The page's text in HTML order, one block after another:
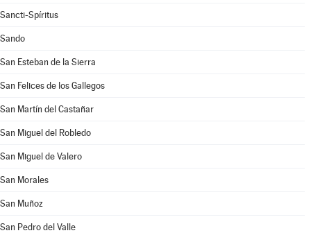
Sancti-Spíritus
Sando
San Esteban de la Sierra
San Felices de los Gallegos
San Martín del Castañar
San Miguel del Robledo
San Miguel de Valero
San Morales
San Muñoz
San Pedro del Valle